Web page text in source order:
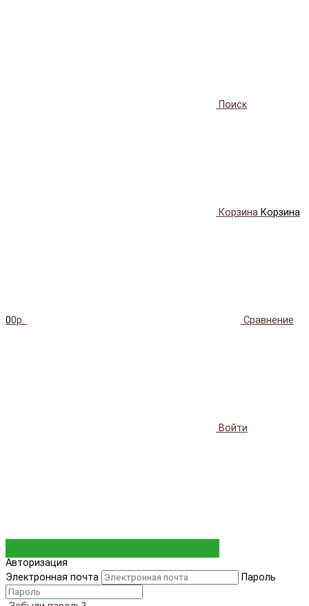
Поиск
Корзина Корзина
00р. Сравнение
Войти
Авторизация
Электронная почта
Пароль